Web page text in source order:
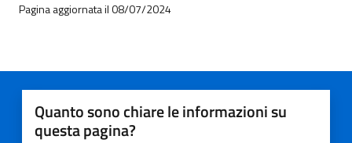
Pagina aggiornata il 08/07/2024
Quanto sono chiare le informazioni su
questa pagina?